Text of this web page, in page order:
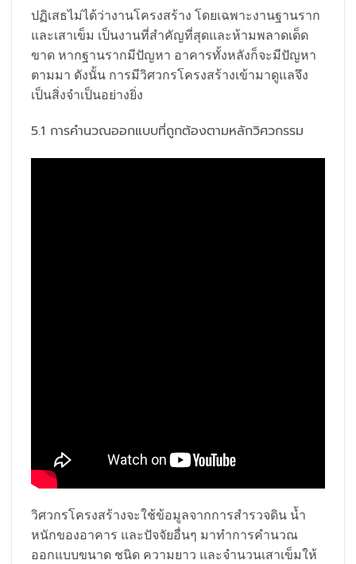
ปฏิเสธไม่ได้ว่างานโครงสร้าง โดยเฉพาะงานฐานราก
และเสาเข็ม เป็นงานที่สำคัญที่สุดและห้ามพลาดเด็ด
ขาด หากฐานรากมีปัญหา อาคารทั้งหลังก็จะมีปัญหา
ตามมา ดังนั้น การมีวิศวกรโครงสร้างเข้ามาดูแลจึง
เป็นสิ่งจำเป็นอย่างยิ่ง
5.1 การคำนวณออกแบบที่ถูกต้องตามหลักวิศวกรรม
วิศวกรโครงสร้างจะใช้ข้อมูลจากการสำรวจดิน น้ำ
หนักของอาคาร และปัจจัยอื่นๆ มาทำการคำนวณ
ออกแบบขนาด ชนิด ความยาว และจำนวนเสาเข็มให้